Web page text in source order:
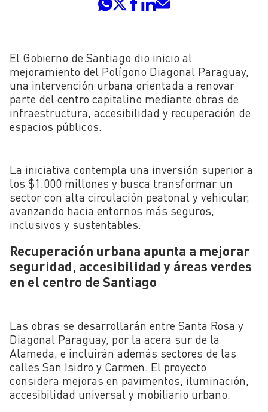
El Gobierno de Santiago dio inicio al
mejoramiento del Polígono Diagonal Paraguay,
una intervención urbana orientada a renovar
parte del centro capitalino mediante obras de
infraestructura, accesibilidad y recuperación de
espacios públicos.
La iniciativa contempla una inversión superior a
los $1.000 millones y busca transformar un
sector con alta circulación peatonal y vehicular,
avanzando hacia entornos más seguros,
inclusivos y sustentables.
Recuperación urbana apunta a mejorar
seguridad, accesibilidad y áreas verdes
en el centro de Santiago
Las obras se desarrollarán entre Santa Rosa y
Diagonal Paraguay, por la acera sur de la
Alameda, e incluirán además sectores de las
calles San Isidro y Carmen. El proyecto
considera mejoras en pavimentos, iluminación,
accesibilidad universal y mobiliario urbano.